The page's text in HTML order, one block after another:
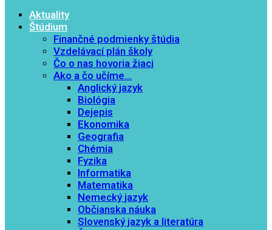
Aktuality
Štúdium
Finančné podmienky štúdia
Vzdelávací plán školy
Čo o nas hovoria žiaci
Ako a čo učíme…
Anglický jazyk
Biológia
Dejepis
Ekonomika
Geografia
Chémia
Fyzika
Informatika
Matematika
Nemecký jazyk
Občianska náuka
Slovenský jazyk a literatúra